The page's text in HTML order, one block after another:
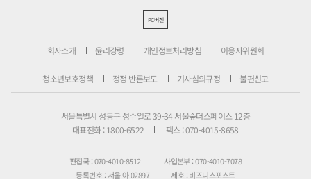
PC버전
회사소개 윤리강령 개인정보처리방침 이용자위원회
청소년보호정책 정정·반론보도 기사심의규정 불편신고
서울특별시 성동구 성수일로 39-34 서울숲더스페이스 12층
대표전화 : 1800-6522
팩스 : 070-4015-8658
편집국 : 070-4010-8512
사업본부 : 070-4010-7078
등록번호 : 서울 아 02897
제호 : 비즈니스포스트